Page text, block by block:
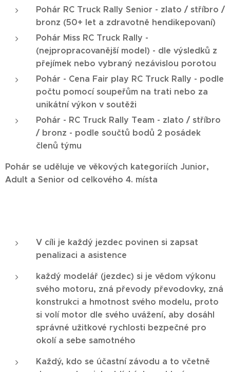
Pohár RC Truck Rally Senior - zlato / stříbro /
bronz (50+ let a zdravotně hendikepovaní)
Pohár Miss RC Truck Rally -
(nejpropracovanější model) - dle výsledků z
přejímek nebo vybraný nezávislou porotou
Pohár - Cena Fair play RC Truck Rally - podle
počtu pomocí soupeřům na trati nebo za
unikátní výkon v soutěži
Pohár - RC Truck Rally Team - zlato / stříbro
/ bronz - podle součtů bodů 2 posádek
členů týmu
Pohár se uděluje ve věkových kategoriích Junior,
Adult a Senior od celkového 4. místa
V cíli je každý jezdec povinen si zapsat
penalizaci a asistence
každý modelář (jezdec) si je vědom výkonu
svého motoru, zná převody převodovky, zná
konstrukci a hmotnost svého modelu, proto
si volí motor dle svého uvážení, aby dosáhl
správné užitkové rychlosti bezpečné pro
okolí a sebe samotného
Každý, kdo se účastní závodu a to včetně